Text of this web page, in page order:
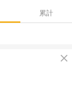
累計
close